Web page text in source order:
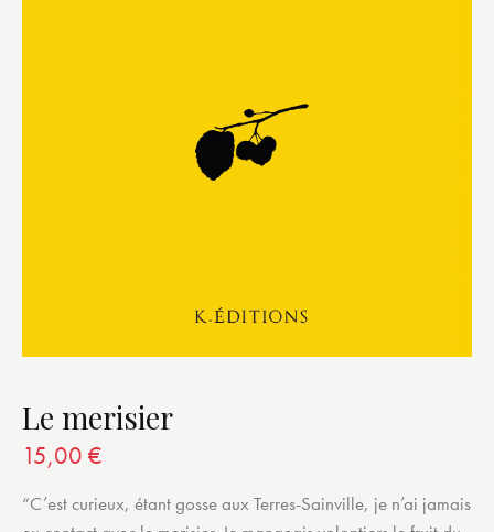
Le merisier
15,00 €
“C’est curieux, étant gosse aux Terres-Sainville, je n’ai jamais